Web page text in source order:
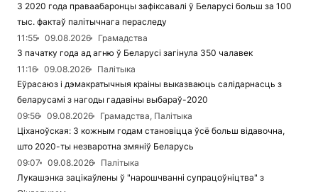
З 2020 года праваабаронцы зафіксавалі ў Беларусі больш за 100
тыс. фактаў палітычнага пераследу
11:55
09.08.2026
Грамадства
З пачатку года ад агню ў Беларусі загінула 350 чалавек
11:16
09.08.2026
Палітыка
Еўрасаюз і дэмакратычныя краіны выказваюць салідарнасць з
беларусамі з нагоды гадавіны выбараў-2020
09:56
09.08.2026
Грамадства, Палітыка
Ціханоўская: З кожным годам становіцца ўсё больш відавочна,
што 2020-ты незваротна змяніў Беларусь
09:07
09.08.2026
Палітыка
Лукашэнка зацікаўлены ў "нарошчванні супрацоўніцтва" з